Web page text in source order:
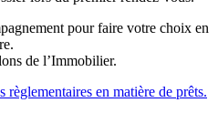
pour faire votre choix en
de l’Immobilier.
en matière de prêts.